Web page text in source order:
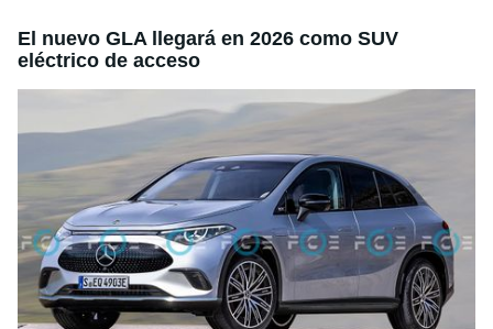
El nuevo GLA llegará en 2026 como SUV
eléctrico de acceso